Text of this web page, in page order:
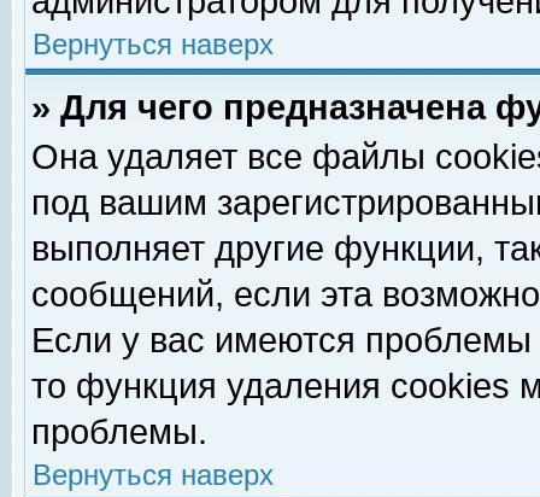
Вернуться наверх
» Для чего предназначена
Она удаляет все файлы
под вашим
выполняет другие функции,
сообщений, если эта
Если у вас имеются
то функция удаления cookies
проблемы.
Вернуться наверх